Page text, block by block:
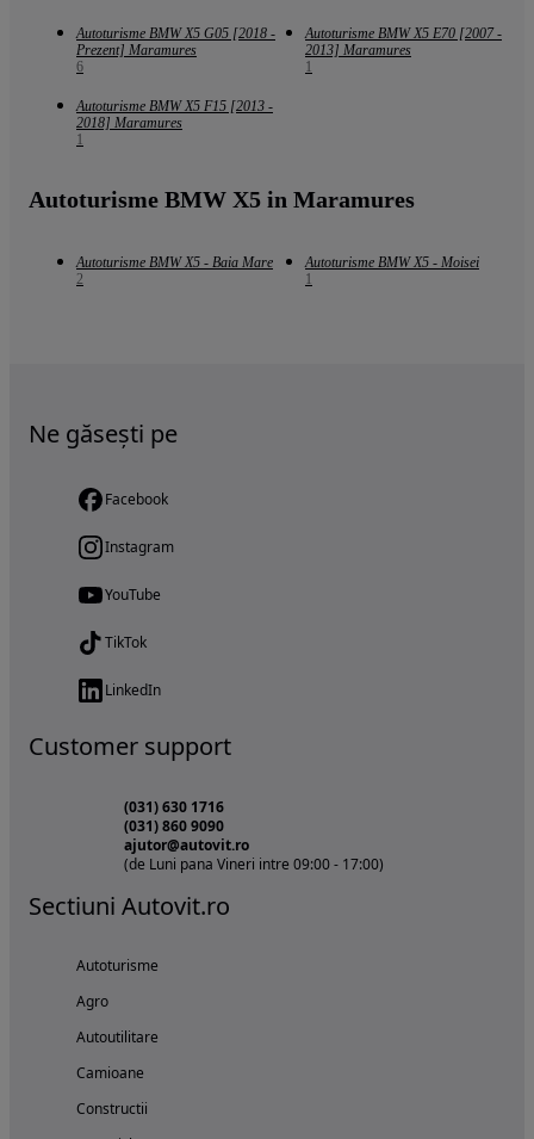
Autoturisme BMW X5 G05 [2018 -
Prezent] Maramures
6
Autoturisme BMW X5 E70 [2007 -
2013] Maramures
1
Autoturisme BMW X5 F15 [2013 -
2018] Maramures
1
Autoturisme BMW X5 in Maramures
Autoturisme BMW X5 - Baia Mare
2
Autoturisme BMW X5 - Moisei
1
Ne găsești pe
Facebook
Instagram
YouTube
TikTok
LinkedIn
Customer support
(031) 630 1716
(031) 860 9090
ajutor@autovit.ro
(de Luni pana Vineri intre 09:00 - 17:00)
Sectiuni Autovit.ro
Autoturisme
Agro
Autoutilitare
Camioane
Constructii